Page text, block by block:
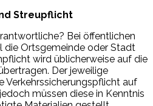
Streupflicht
Bei öffentlichen
die Ortsgemeinde oder Stadt
wird üblicherweise auf die
Der jeweilige
Verkehrssicherungspflicht auf
müssen diese in Kenntnis